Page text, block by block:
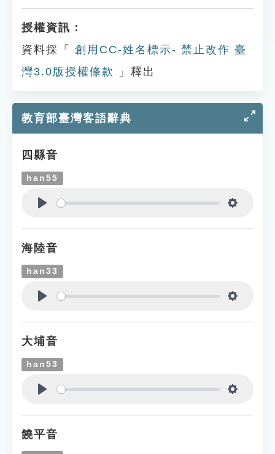
授權資訊：
資料採「
創用CC-姓名標示- 禁止改作 臺
灣3.0版授權條款
」釋出
教育部臺灣客語辭典
四縣音
han55
海陸音
han33
大埔音
han53
饒平音